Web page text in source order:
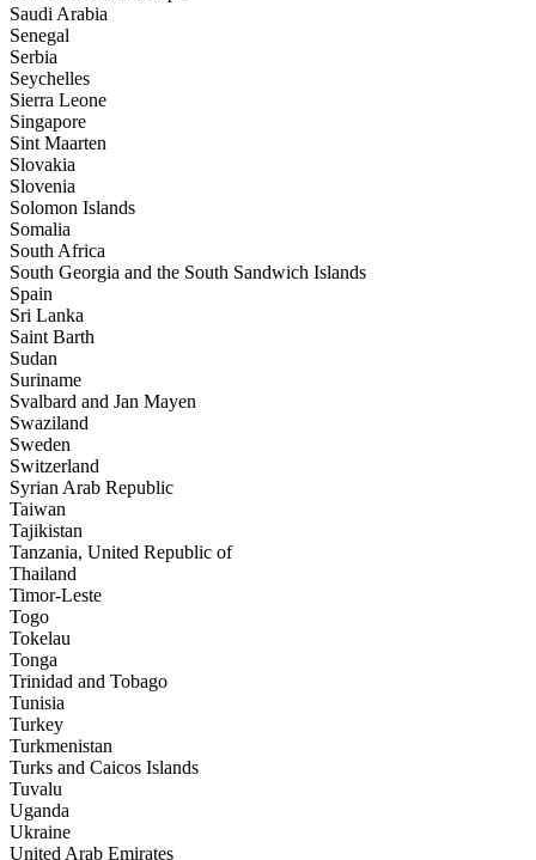
Saudi Arabia
Senegal
Serbia
Seychelles
Sierra Leone
Singapore
Sint Maarten
Slovakia
Slovenia
Solomon Islands
Somalia
South Africa
South Georgia and the South Sandwich Islands
Spain
Sri Lanka
Saint Barth
Sudan
Suriname
Svalbard and Jan Mayen
Swaziland
Sweden
Switzerland
Syrian Arab Republic
Taiwan
Tajikistan
Tanzania, United Republic of
Thailand
Timor-Leste
Togo
Tokelau
Tonga
Trinidad and Tobago
Tunisia
Turkey
Turkmenistan
Turks and Caicos Islands
Tuvalu
Uganda
Ukraine
United Arab Emirates